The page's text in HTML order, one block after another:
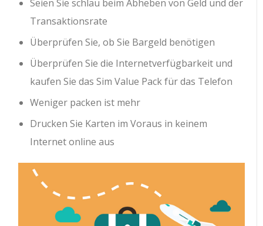
Seien Sie schlau beim Abheben von Geld und der
Transaktionsrate
Überprüfen Sie, ob Sie Bargeld benötigen
Überprüfen Sie die Internetverfügbarkeit und
kaufen Sie das Sim Value Pack für das Telefon
Weniger packen ist mehr
Drucken Sie Karten im Voraus in keinem
Internet online aus